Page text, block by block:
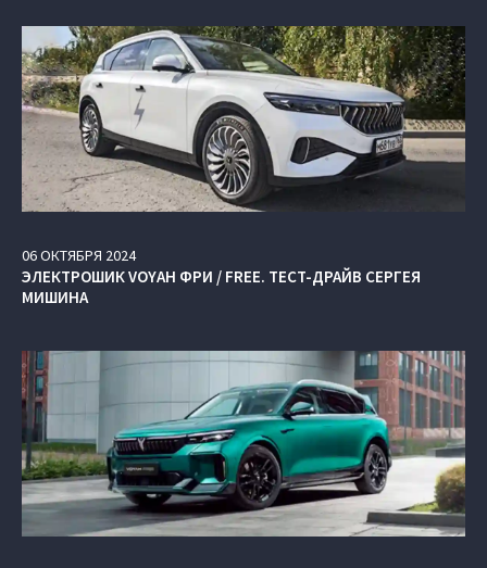
06ОКТЯБРЯ 2024
ЭЛЕКТРОШИК VOYAH ФРИ / FREE. ТЕСТ-ДРАЙВ СЕРГЕЯ
МИШИНА